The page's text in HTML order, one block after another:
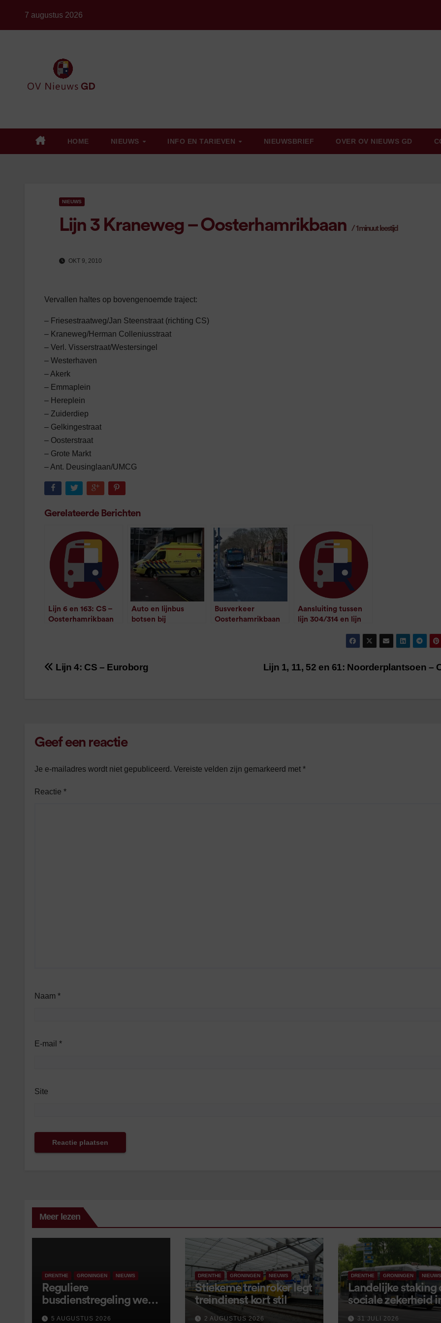
7 augustus 2026
HOME NIEUWS INFO EN TARIEVEN NIEUWSBRIEF OVER OV NIEUWS GD
NIEUWS
Lijn 3 Kraneweg – Oosterhamrikbaan /1 minuut leestijd
OKT 9, 2010
Vervallen haltes op bovengenoemde traject:
– Friesestraatweg/Jan Steenstraat (richting CS)
– Kraneweg/Herman Colleniusstraat
– Verl. Visserstraat/Westersingel
– Westerhaven
– Akerk
– Emmaplein
– Hereplein
– Zuiderdiep
– Gelkingestraat
– Oosterstraat
– Grote Markt
– Ant. Deusinglaan/UMCG
Gerelateerde Berichten
Lijn 6 en 163: CS –
Oosterhamrikbaan
Auto en lijnbus
botsen bij
Busverkeer
Oosterhamrikbaan
Aansluiting tussen
lijn 304/314 en lijn
minuut leestijd
Bericht
Lijn 1, 11, 52 en 61: Noorderplantsoen –
Lijn 4: CS – Euroborg
Geef een reactie
Je e-mailadres wordt niet gepubliceerd. Vereiste velden zijn gemarkeerd met *
Reactie *
Naam *
E-mail *
Site
Meer lezen
DRENTHE GRONINGEN NIEUWS
Reguliere
busdienstregeling weer
van start, met kleine
5 AUGUSTUS 2026
DRENTHE GRONINGEN NIEUWS
Stiekeme treinroker legt
treindienst kort stil
2 AUGUSTUS 2026
DRENTHE GRONINGEN NIEUWS
Landelijke staking
sociale zekerheid
aangekondigd
31 JULI 2026